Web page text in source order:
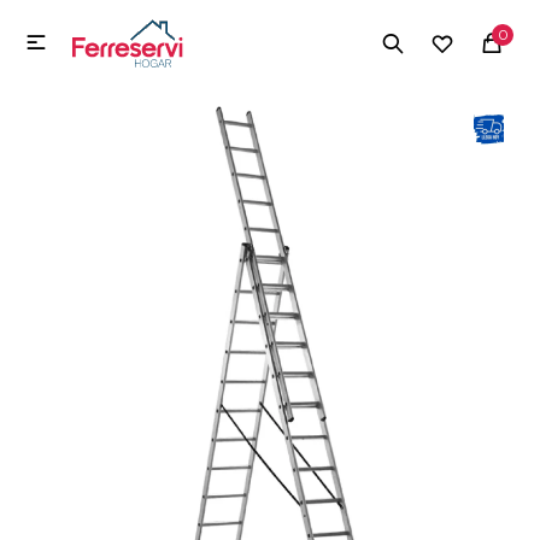
0

MI CUENTA
Herramientas y Construcción
Herramientas y Construcción